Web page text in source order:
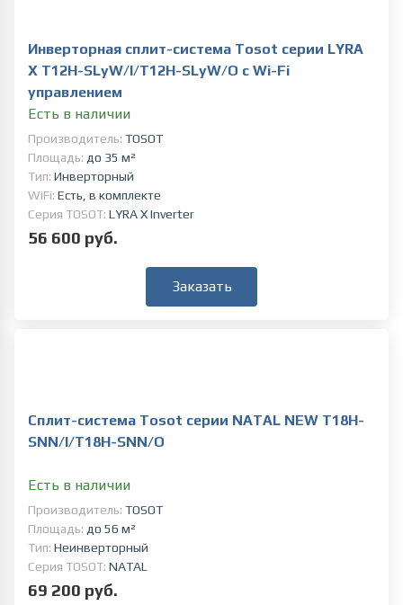
Инверторная сплит-система Tosot серии LYRA
X T12H-SLyW/I/T12H-SLyW/O c Wi-Fi
управлением
Есть в наличии
Производитель: TOSOT
Площадь: до 35 м²
Тип: Инверторный
WiFi: Есть, в комплекте
Серия TOSOT: LYRA X Inverter
56 600 руб.
Заказать
Сплит-система Tosot серии NATAL NEW T18H-
SNN/I/T18H-SNN/O
Есть в наличии
Производитель: TOSOT
Площадь: до 56 м²
Тип: Неинверторный
Серия TOSOT: NATAL
69 200 руб.